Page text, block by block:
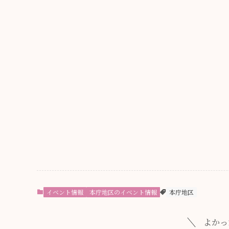
イベント情報 本庁地区のイベント情報 本庁地区
よか